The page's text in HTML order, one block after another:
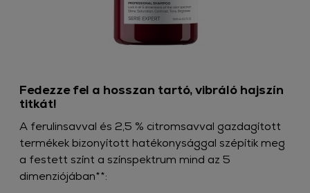
Fedezze fel a hosszan tartó, vibráló hajszín
titkát!​
A ferulinsavval és 2,5 % citromsavval gazdagított
termékek bizonyított hatékonysággal szépítik meg
a festett színt a színspektrum mind az 5
dimenziójában**:​